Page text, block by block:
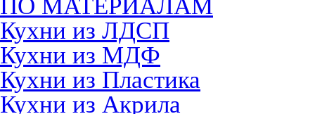
ПО МАТЕРИАЛАМ
Кухни из ЛДСП
Кухни из МДФ
Кухни из Пластика
Кухни из Акрила